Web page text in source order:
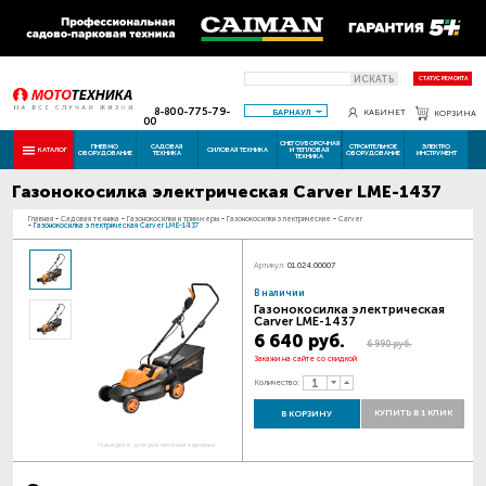
ИСКАТЬ СТАТУС РЕМОНТА
8-800-775-79-
00
БАРНАУЛ КАБИНЕТ КОРЗИНА
КАТАЛОГ ПНЕВМО
ОБОРУДОВАНИЕ
САДОВАЯ
ТЕХНИКА СИЛОВАЯ ТЕХНИКА
СНЕГОУБОРОЧНАЯ
И ТЕПЛОВАЯ
ТЕХНИКА
СТРОИТЕЛЬНОЕ
ОБОРУДОВАНИЕ
ЭЛЕКТРО
ИНСТРУМЕНТ
Газонокосилка электрическая Carver LME-1437
Главная - Садовая техника - Газонокосилки и триммеры - Газонокосилки электрические - Carver
- Газонокосилка электрическая Carver LME-1437
Наведите для увеличения картинки
Артикул: 01.024.00007
В наличии
Газонокосилка электрическая
Carver LME-1437
6 640 руб. 6 990 руб.
Закажи на сайте со скидкой
Количество:
В КОРЗИНУ КУПИТЬ В 1 КЛИК